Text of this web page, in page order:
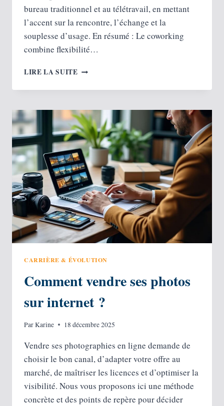
bureau traditionnel et au télétravail, en mettant
l’accent sur la rencontre, l’échange et la
souplesse d’usage. En résumé : Le coworking
combine flexibilité…
LIRE LA SUITE TOUT
SUR
COWORKING
:
LE
GUIDE
COMPLET
CARRIÈRE & ÉVOLUTION
Comment vendre ses photos
sur internet ?
ParKarine 18 décembre 2025
Vendre ses photographies en ligne demande de
choisir le bon canal, d’adapter votre offre au
marché, de maîtriser les licences et d’optimiser la
visibilité. Nous vous proposons ici une méthode
concrète et des points de repère pour décider